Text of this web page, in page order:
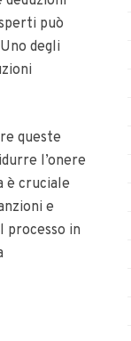
può
degli
queste
l’onere
è cruciale
e
processo in